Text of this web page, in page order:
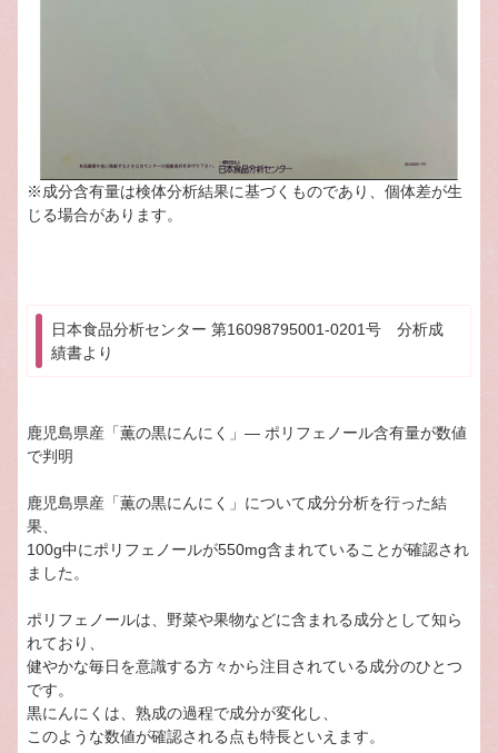
※成分含有量は検体分析結果に基づくものであり、個体差が生
じる場合があります。
日本食品分析センター 第16098795001-0201号 分析成
績書より
鹿児島県産「薫の黒にんにく」― ポリフェノール含有量が数値
で判明
鹿児島県産「薫の黒にんにく」について成分分析を行った結
果、
100g中にポリフェノールが550mg含まれていることが確認され
ました。
ポリフェノールは、野菜や果物などに含まれる成分として知ら
れており、
健やかな毎日を意識する方々から注目されている成分のひとつ
です。
黒にんにくは、熟成の過程で成分が変化し、
このような数値が確認される点も特長といえます。